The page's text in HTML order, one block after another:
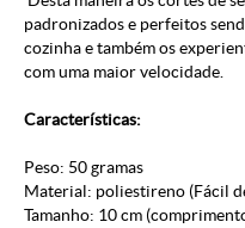
padronizados e perfeitos
cozinha e também os
com uma maior velocidade.
Características:
Peso: 50 gramas
Material: poliestireno (Fácil
Tamanho: 10 cm